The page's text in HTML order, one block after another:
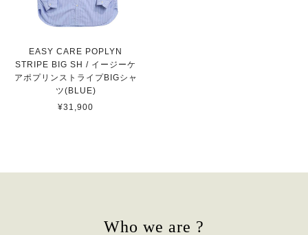
EASY CARE POPLYN
STRIPE BIG SH / イージーケ
アポプリンストライプBIGシャ
ツ(BLUE)
¥31,900
Who we are ?